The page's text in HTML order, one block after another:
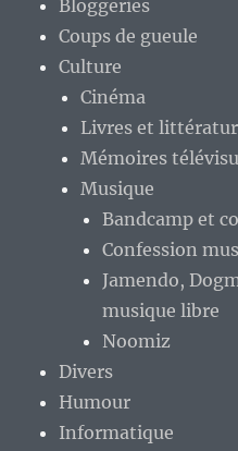
Bloggeries
Coups de gueule
Culture
Cinéma
Livres et
Mémoires
Musique
Bandcamp et
Confession
Jamendo,
musique libre
Noomiz
Divers
Humour
Informatique